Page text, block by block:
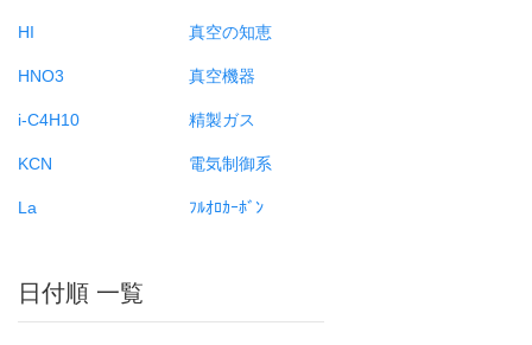
HI
HNO3
i-C4H10
KCN
La
真空の知恵
真空機器
精製ガス
電気制御系
ﾌﾙｵﾛｶｰﾎﾞﾝ
日付順 一覧